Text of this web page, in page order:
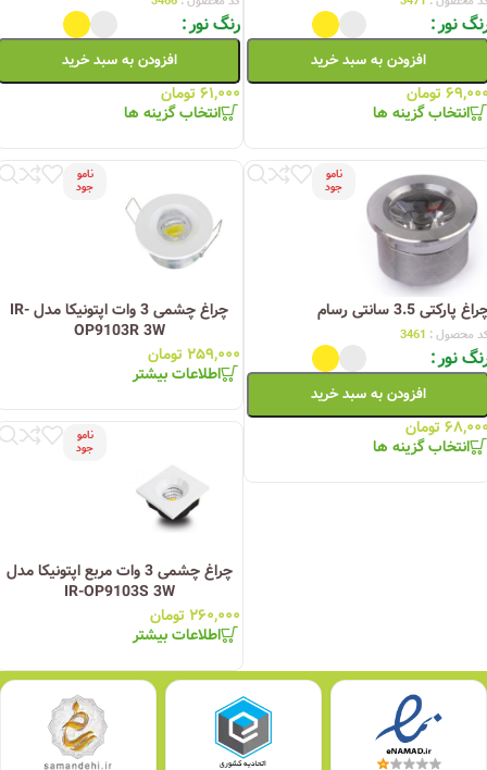
نور
افزودن به سبد خرید
تومان
انتخاب گزینه ها
رنگ نور
افزودن به سبد خرید
۶۱,۰۰۰تومان
انتخاب گزینه ها
نامو
جود
پارکتی 3.5 سانتی رسام
محصول : 3461
نور
افزودن به سبد خرید
تومان
انتخاب گزینه ها
نامو
جود
چراغ چشمی 3 وات اپتونیکا مدل IR-
OP9103R 3W
۲۵۹,۰۰۰ تومان
اطلاعات بیشتر
نامو
جود
چراغ چشمی 3 وات مربع اپتونیکا مدل
IR-OP9103S 3W
۲۶۰,۰۰۰ تومان
اطلاعات بیشتر